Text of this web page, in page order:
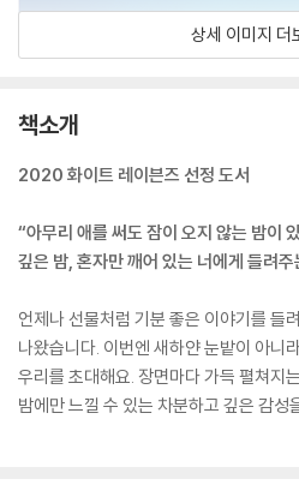
상세 이미지 더
책소개
2020 화이트 레이븐즈 선정 도서
“아무리 애를 써도 잠이 오지 않는 밤이
깊은 밤, 혼자만 깨어 있는 너에게 들려주
언제나 선물처럼 기분 좋은 이야기를 들
나왔습니다. 이번엔 새하얀 눈밭이 아니
우리를 초대해요. 장면마다 가득 펼쳐지
밤에만 느낄 수 있는 차분하고 깊은 감성